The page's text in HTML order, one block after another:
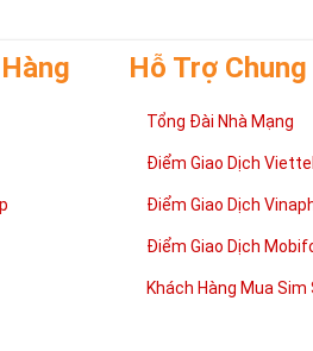
Hỗ Trợ Chung
Tổng Đài Nhà Mạng
Điểm Giao Dịch Viettel
Điểm Giao Dịch
Điểm Giao Dịch
Khách Hàng Mua